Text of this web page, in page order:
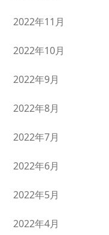
2022年11月
2022年10月
2022年9月
2022年8月
2022年7月
2022年6月
2022年5月
2022年4月